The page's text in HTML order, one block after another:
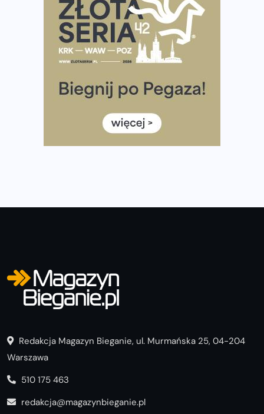
Wystartuje rekordowa liczba uczestników
35. Bieg Powstania Warszawskiego – praktyczny
poradnik przed startem
Ile razy w tygodniu biegać? 3 treningi wystarczą? Jak
Już w ten weekend! Przed nami Nocny Portowy Maraton
i Półmaraton Szczeciński. Wszystko, co warto wiedzieć
European Marathon Classics – jak zweryfikować swój
Redakcja Magazyn Bieganie, ul. Murmańska 25, 04-204
Warszawa
510 175 463
redakcja@magazynbieganie.pl